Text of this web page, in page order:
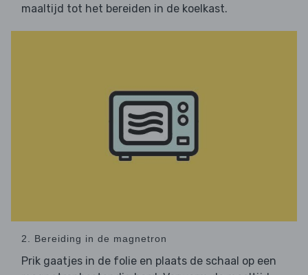
maaltijd tot het bereiden in de koelkast.
2. Bereiding in de magnetron
Prik gaatjes in de folie en plaats de schaal op een